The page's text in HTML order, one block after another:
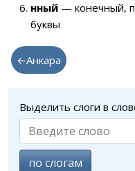
нный — конечный,
буквы
←Анкара
Выделить слоги в
по слогам